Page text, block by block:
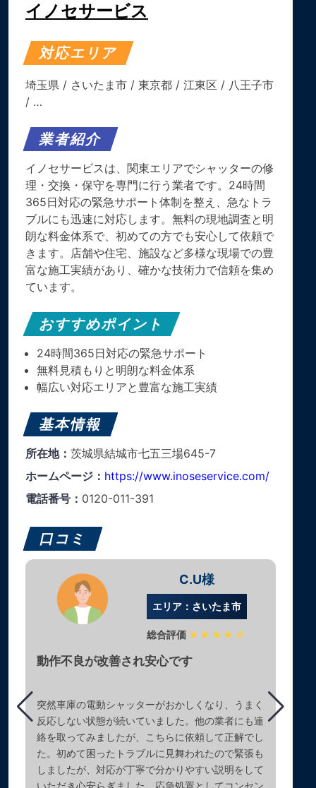
イノセサービス
対応エリア
埼玉県 / さいたま市 / 東京都 / 江東区 / 八王子市
/ …
業者紹介
イノセサービスは、関東エリアでシャッターの修
理・交換・保守を専門に行う業者です。​24時間
365日対応の緊急サポート体制を整え、急なトラ
ブルにも迅速に対応します。​無料の現地調査と明
朗な料金体系で、初めての方でも安心して依頼で
きます。​店舗や住宅、施設など多様な現場での豊
富な施工実績があり、確かな技術力で信頼を集め
ています。
おすすめポイント
24時間365日対応の緊急サポート
無料見積もりと明朗な料金体系
幅広い対応エリアと豊富な施工実績
基本情報
所在地： 茨城県結城市七五三場645-7
ホームページ： https://www.inoseservice.com/
電話番号： 0120-011-391
口コミ
C.U様
エリア：さいたま市
総合評価 ★★★★☆
動作不良が改善され安心です
突然車庫の電動シャッターがおかしくなり、うまく
反応しない状態が続いていました。他の業者にも連
絡を取ってみましたが、こちらに依頼して正解でし
た。初めて困ったトラブルに見舞われたので緊張も
しましたが、対応が丁寧で分かりやすい説明をして